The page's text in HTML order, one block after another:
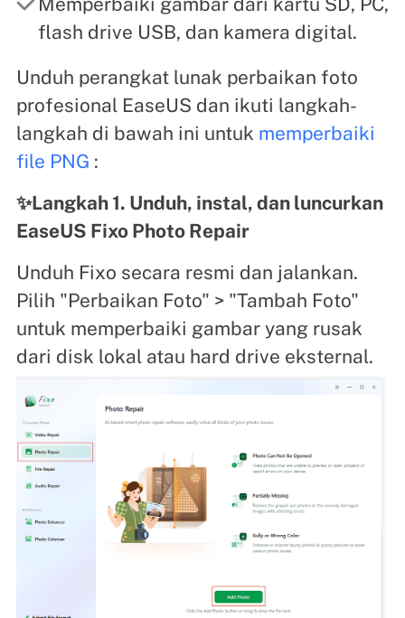
flash drive USB, dan kamera digital.
Unduh perangkat lunak perbaikan foto
profesional EaseUS dan ikuti langkah-
langkah di bawah ini untuk memperbaiki
file PNG :
✨Langkah 1. Unduh, instal, dan luncurkan
EaseUS Fixo Photo Repair
Unduh Fixo secara resmi dan jalankan.
Pilih "Perbaikan Foto" > "Tambah Foto"
untuk memperbaiki gambar yang rusak
dari disk lokal atau hard drive eksternal.